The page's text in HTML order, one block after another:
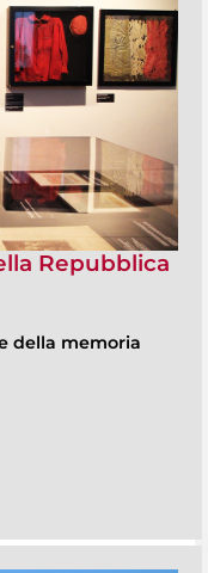
Repubblica
della memoria